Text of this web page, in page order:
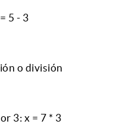
5 - 3
o división
3: x = 7 * 3